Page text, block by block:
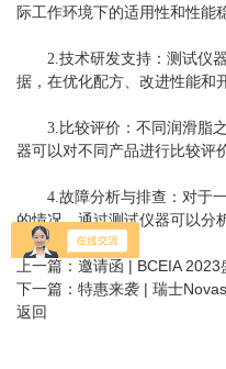
际工作环境下的适用性和性能
2.技术研发支持：测试仪器
据，在优化配方、改进性能和
3.比较评价：不同润滑脂之
器可以对不同产品进行比较评
4.故障分析与排查：对于一
的情况，通过测试仪器可以分
题。
上一篇： 邀请函 | BCEIA
下一篇： 特惠来袭 | 瑞士
返回